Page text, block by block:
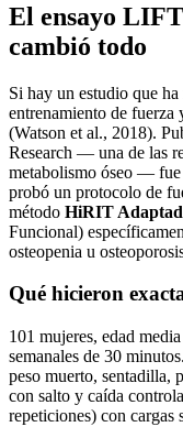
El ensayo
cambió todo
Si hay un estudio que
entrenamiento de
(Watson et al., 2018).
Research — una de las
metabolismo óseo —
probó un protocolo de
método HiRIT
Funcional)
osteopenia u
Qué hicieron
101 mujeres, edad
semanales de 30
peso muerto, sentadilla,
con salto y caída
repeticiones) con cargas